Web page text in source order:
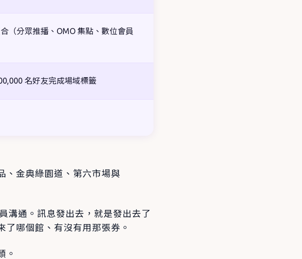
（分眾推播、OMO 集點、數位會員
名好友完成場域標籤
、金典綠園道、第六市場與
溝通。訊息發出去，就是發出去了
哪個館、有沒有用那張券。
。